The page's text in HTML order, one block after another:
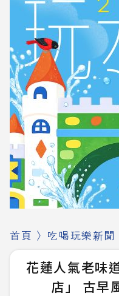
首頁 〉 吃喝玩樂新聞
花蓮人氣老味
店」 古早